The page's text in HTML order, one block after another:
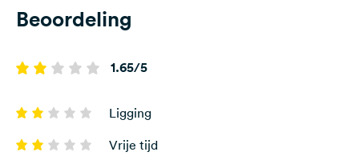
Beoordeling
1.65/5
Ligging
Vrije tijd